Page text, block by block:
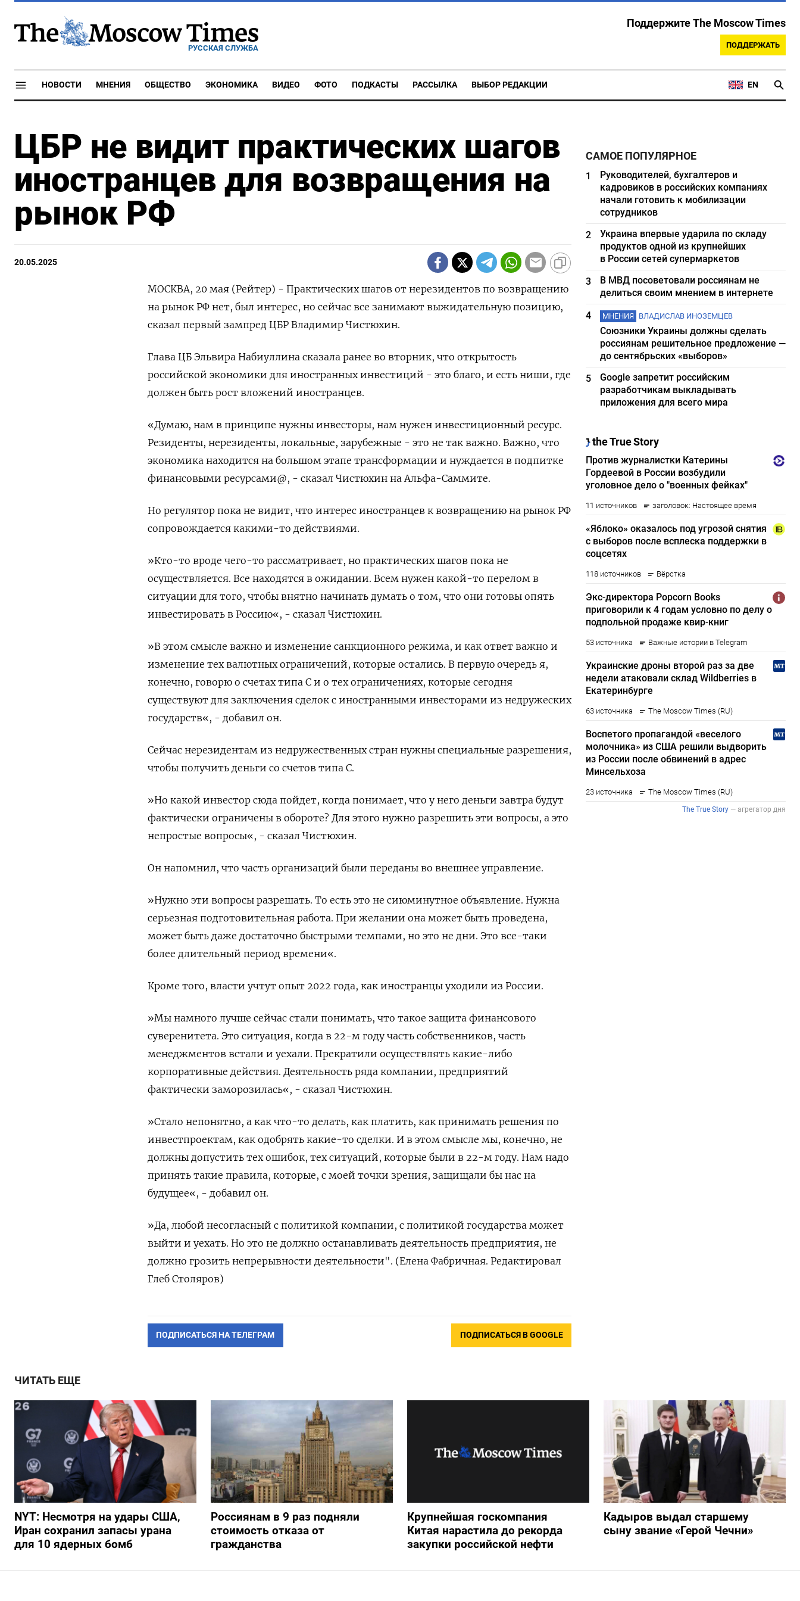
РУССКАЯ СЛУЖБА
Поддержите The Moscow Times
ПОДДЕРЖАТЬ
НОВОСТИ МНЕНИЯ ОБЩЕСТВО ЭКОНОМИКА ВИДЕО ФОТО ПОДКАСТЫ РАССЫЛКА ВЫБОР РЕДАКЦИИ EN
ЦБР не видит практических шагов
иностранцев для возвращения на
рынок РФ
20.05.2025
МОСКВА, 20 мая (Рейтер) - Практических шагов от нерезидентов по возвращению
на рынок РФ нет, был интерес, но сейчас все занимают выжидательную позицию,
сказал первый зампред ЦБР Владимир Чистюхин.
Глава ЦБ Эльвира Набиуллина сказала ранее во вторник, что открытость
российской экономики для иностранных инвестиций - это благо, и есть ниши, где
должен быть рост вложений иностранцев.
«Думаю, нам в принципе нужны инвесторы, нам нужен инвестиционный ресурс.
Резиденты, нерезиденты, локальные, зарубежные - это не так важно. Важно, что
экономика находится на большом этапе трансформации и нуждается в подпитке
финансовыми ресурсами@, - сказал Чистюхин на Альфа-Саммите.
Но регулятор пока не видит, что интерес иностранцев к возвращению на рынок РФ
сопровождается какими-то действиями.
»Кто-то вроде чего-то рассматривает, но практических шагов пока не
осуществляется. Все находятся в ожидании. Всем нужен какой-то перелом в
ситуации для того, чтобы внятно начинать думать о том, что они готовы опять
инвестировать в Россию«, - сказал Чистюхин.
»В этом смысле важно и изменение санкционного режима, и как ответ важно и
изменение тех валютных ограничений, которые остались. В первую очередь я,
конечно, говорю о счетах типа С и о тех ограничениях, которые сегодня
существуют для заключения сделок с иностранными инвесторами из недружеских
государств«, - добавил он.
Сейчас нерезидентам из недружественных стран нужны специальные разрешения,
чтобы получить деньги со счетов типа С.
»Но какой инвестор сюда пойдет, когда понимает, что у него деньги завтра будут
фактически ограничены в обороте? Для этого нужно разрешить эти вопросы, а это
непростые вопросы«, - сказал Чистюхин.
Он напомнил, что часть организаций были переданы во внешнее управление.
»Нужно эти вопросы разрешать. То есть это не сиюминутное объявление. Нужна
серьезная подготовительная работа. При желании она может быть проведена,
может быть даже достаточно быстрыми темпами, но это не дни. Это все-таки
более длительный период времени«.
Кроме того, власти учтут опыт 2022 года, как иностранцы уходили из России.
»Мы намного лучше сейчас стали понимать, что такое защита финансового
суверенитета. Это ситуация, когда в 22-м году часть собственников, часть
менеджментов встали и уехали. Прекратили осуществлять какие-либо
корпоративные действия. Деятельность ряда компании, предприятий
фактически заморозилась«, - сказал Чистюхин.
»Стало непонятно, а как что-то делать, как платить, как принимать решения по
инвестпроектам, как одобрять какие-то сделки. И в этом смысле мы, конечно, не
должны допустить тех ошибок, тех ситуаций, которые были в 22-м году. Нам надо
принять такие правила, которые, с моей точки зрения, защищали бы нас на
будущее«, - добавил он.
»Да, любой несогласный с политикой компании, с политикой государства может
выйти и уехать. Но это не должно останавливать деятельность предприятия, не
должно грозить непрерывности деятельности". (Елена Фабричная. Редактировал
Глеб Столяров)
ПОДПИСАТЬСЯ НА ТЕЛЕГРАМ ПОДПИСАТЬСЯ В GOOGLE
САМОЕ ПОПУЛЯРНОЕ
1
Руководителей, бухгалтеров и
кадровиков в российских компаниях
начали готовить к мобилизации
сотрудников
2
Украина впервые ударила по складу
продуктов одной из крупнейших
в России сетей супермаркетов
3
В МВД посоветовали россиянам не
делиться своим мнением в интернете
4
МНЕНИЯ ВЛАДИСЛАВ ИНОЗЕМЦЕВ
Союзники Украины должны сделать
россиянам решительное предложение —
до сентябрьских «выборов»
5
Google запретит российским
разработчикам выкладывать
приложения для всего мира
ЧИТАТЬ ЕЩЕ
NYT: Несмотря на удары США,
Иран сохранил запасы урана
для 10 ядерных бомб
Россиянам в 9 раз подняли
стоимость отказа от
гражданства
Крупнейшая госкомпания
Китая нарастила до рекорда
закупки российской нефти
Кадыров выдал старшему
сыну звание «Герой Чечни»